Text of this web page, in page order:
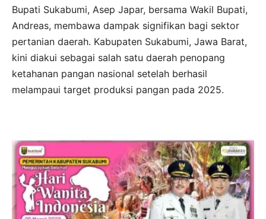
Bupati Sukabumi, Asep Japar, bersama Wakil Bupati,
Andreas, membawa dampak signifikan bagi sektor
pertanian daerah. Kabupaten Sukabumi, Jawa Barat,
kini diakui sebagai salah satu daerah penopang
ketahanan pangan nasional setelah berhasil
melampaui target produksi pangan pada 2025.